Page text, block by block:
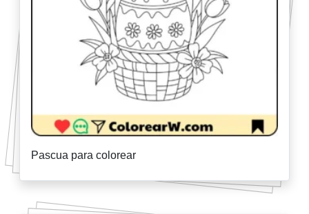
Pascua para colorear